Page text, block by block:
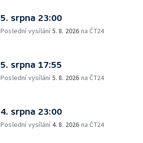
5. srpna 23:00
Poslední vysílání5. 8. 2026 na ČT24
5. srpna 17:55
Poslední vysílání5. 8. 2026 na ČT24
4. srpna 23:00
Poslední vysílání4. 8. 2026 na ČT24